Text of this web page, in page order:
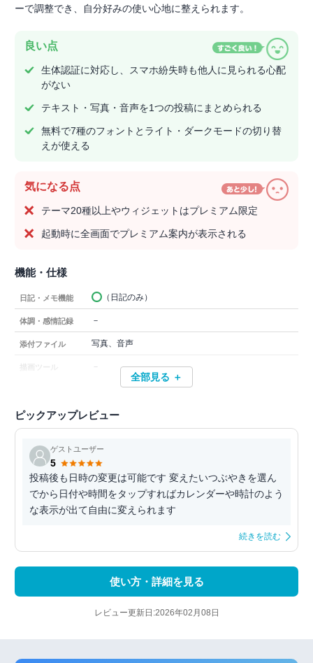
ーで調整でき、自分好みの使い心地に整えられます。
良い点
生体認証に対応し、スマホ紛失時も他人に見られる心配
がない
テキスト・写真・音声を1つの投稿にまとめられる
無料で7種のフォントとライト・ダークモードの切り替
えが使える
気になる点
テーマ20種以上やウィジェットはプレミアム限定
起動時に全画面でプレミアム案内が表示される
機能・仕様
日記・メモ機能 （日記のみ）
体調・感情記録 －
添付ファイル 写真、音声
描画ツール －
全部見る ＋
ピックアップレビュー
ゲストユーザー
5
投稿後も日時の変更は可能です 変えたいつぶやきを選ん
でから日付や時間をタップすればカレンダーや時計のよう
な表示が出て自由に変えられます
続きを読む
使い方・詳細を見る
レビュー更新日:2026年02月08日